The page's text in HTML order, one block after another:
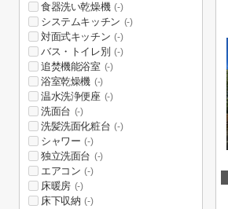
食器洗い乾燥機 (-)
システムキッチン (-)
対面式キッチン (-)
バス・トイレ別 (-)
追焚機能浴室 (-)
浴室乾燥機 (-)
温水洗浄便座 (-)
洗面台 (-)
洗髪洗面化粧台 (-)
シャワー (-)
独立洗面台 (-)
エアコン (-)
床暖房 (-)
床下収納 (-)